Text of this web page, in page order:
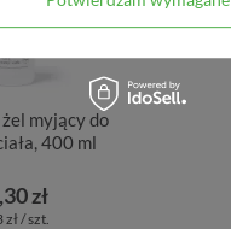
myjący do
400 ml
zł
/ szt.